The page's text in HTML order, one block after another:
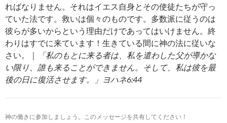
ればなりません。それはイエス自身とその使徒たちが守っ
ていた法です。救いは個々のものです。多数派に従うのは
彼らが多いからという理由だけであってはいけません。終
わりはすでに来ています！生きている間に神の法に従いな
さい。｜
「私のもとに来る者は、私を遣わした父が導かな
い限り、誰も来ることができません。そして、私は彼を最
後の日に復活させます。」ヨハネ6:44
神の働きに参加しましょう。このメッセージを共有してください！